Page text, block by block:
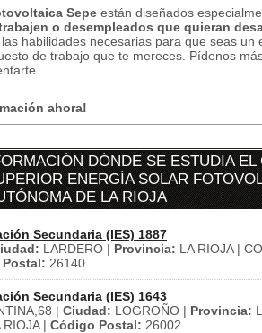
Sepe están diseñados
o desempleados que quieran
habilidades necesarias para que seas un
de trabajo que te mereces. Pídenos
ahora!
DÓNDE SE ESTUDIA
ENERGÍA SOLAR
DE LA RIOJA
Secundaria (IES) 1887
LARDERO | Provincia: LA RIOJA |
26140
Secundaria (IES) 1643
| Ciudad: LOGROÑO | Provincia:
| Código Postal: 26002